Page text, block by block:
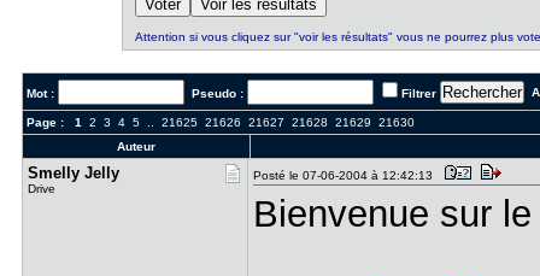
Attention si vous cliquez sur "voir les résultats" vous ne pourrez plus
Mot : Pseudo : Filtrer
Page : 1 2 3 4 5.. 21625 21626 21627 21628 21629
21630
Auteur
Smelly Jel​ly
Drive
Posté le 07-06-2004 à 12:42:13
Bienvenue sur